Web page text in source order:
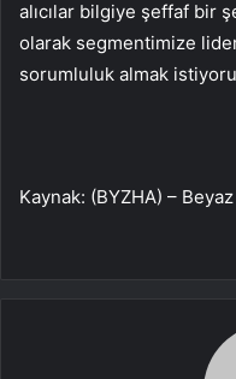
alıcılar bilgiye şeffaf bir
olarak segmentimize
sorumluluk almak
Kaynak: (BYZHA) –